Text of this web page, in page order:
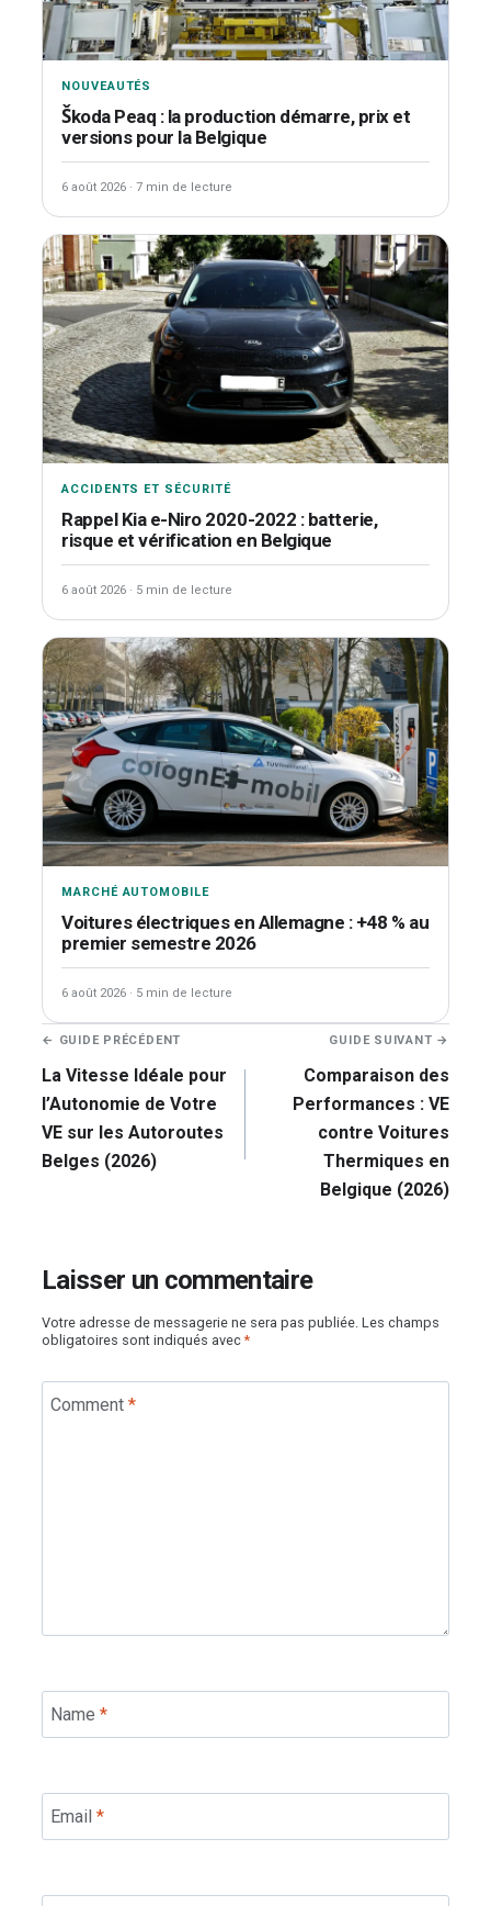
NOUVEAUTÉS
Škoda Peaq : la production démarre, prix et
versions pour la Belgique
6 août 2026 · 7 min de lecture
ACCIDENTS ET SÉCURITÉ
Rappel Kia e-Niro 2020-2022 : batterie,
risque et vérification en Belgique
6 août 2026 · 5 min de lecture
MARCHÉ AUTOMOBILE
Voitures électriques en Allemagne : +48 % au
premier semestre 2026
6 août 2026 · 5 min de lecture
Navigation
de
l’article
← GUIDE PRÉCÉDENT
La Vitesse Idéale pour
l’Autonomie de Votre
VE sur les Autoroutes
Belges (2026)
GUIDE SUIVANT →
Comparaison des
Performances : VE
contre Voitures
Thermiques en
Belgique (2026)
Laisser un commentaire
Votre adresse de messagerie ne sera pas publiée. Les champs
obligatoires sont indiqués avec*
Comment *
Name *
Email *